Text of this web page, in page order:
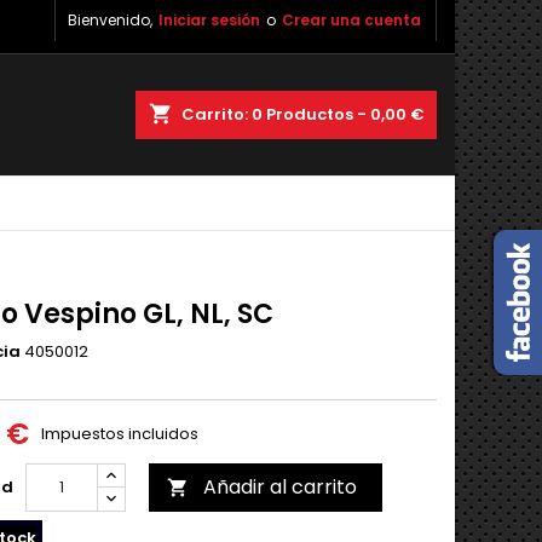
Bienvenido, Iniciar sesión o Crear una cuenta
shopping_cart Carrito: 0 Productos - 0,00 €
Vespino GL, NL, SC
4050012
€ Impuestos incluidos
 Añadir al carrito